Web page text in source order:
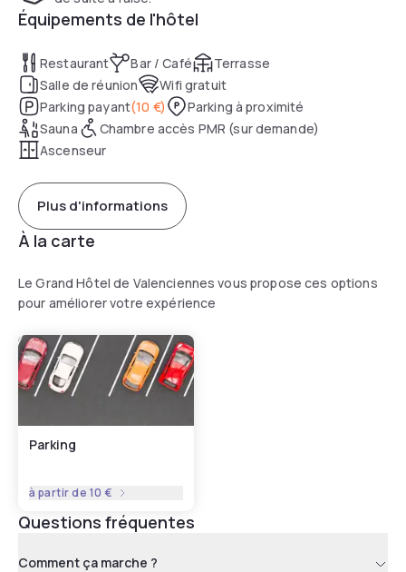
Équipements de l'hôtel
Restaurant Bar / Café
Terrasse
Salle de réunion
Wifi gratuit
Parking payant(10 €)
Parking à proximité
Sauna
Chambre accès PMR (sur demande)
Ascenseur
Plus d'informations
À la carte
Le Grand Hôtel de Valenciennes vous propose ces options
pour améliorer votre expérience
Parking
à partir de 10 €
Questions fréquentes
Comment ça marche ?